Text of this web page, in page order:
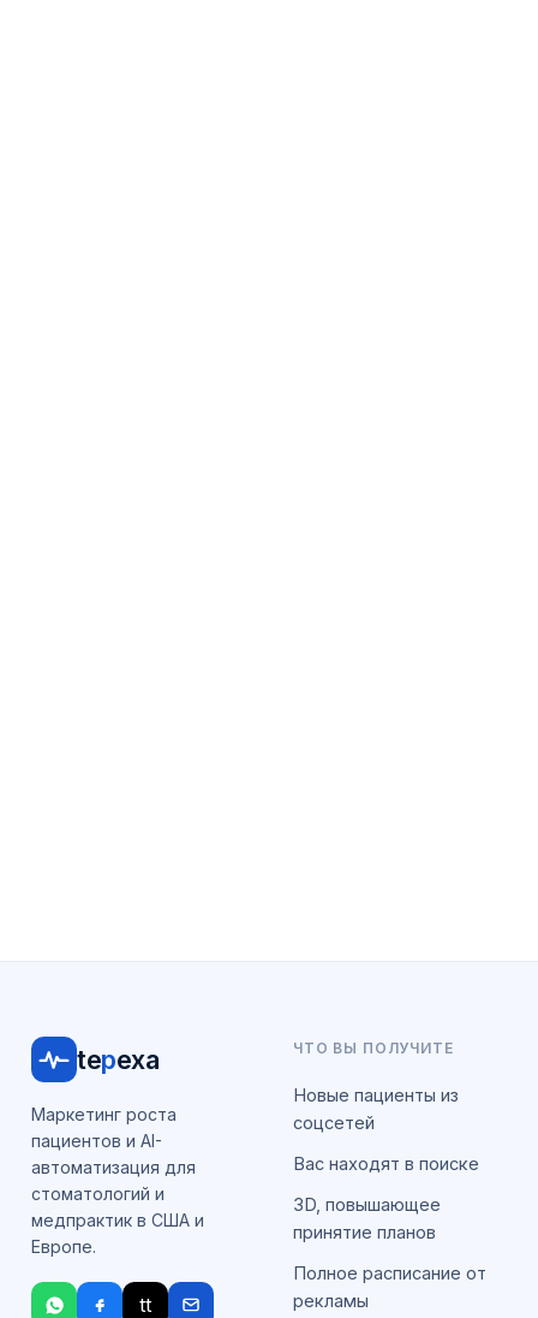
tepexa
Маркетинг роста
пациентов и AI-
автоматизация для
стоматологий и
медпрактик в США и
Европе.
tt
ЧТО ВЫ ПОЛУЧИТЕ
Новые пациенты из
соцсетей
Вас находят в поиске
3D, повышающее
принятие планов
Полное расписание от
рекламы